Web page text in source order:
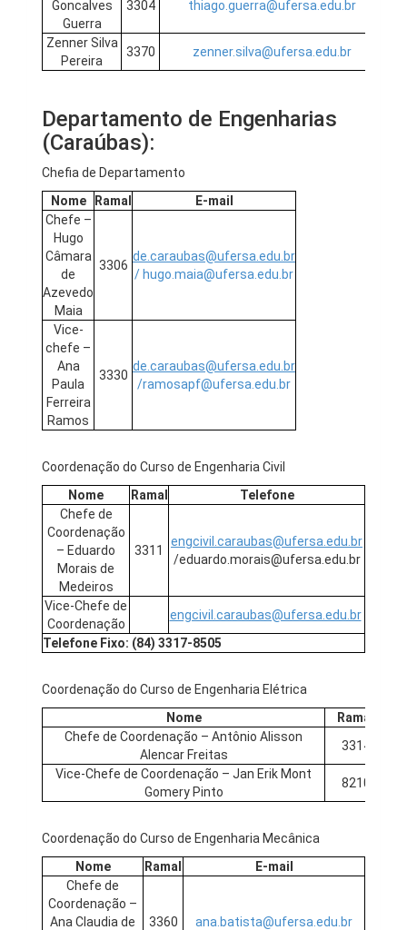
Goncalves
Guerra
3304 thiago.guerra@ufersa.edu.br
Zenner Silva
Pereira
3370 zenner.silva@ufersa.edu.br
Departamento de Engenharias
(Caraúbas):
Chefia de Departamento
Nome
Ramal
E-mail
Chefe –
Hugo
Câmara
de
Azevedo
Maia
3306
de.caraubas@ufersa.edu.br
/ hugo.maia@ufersa.edu.br
Vice-
chefe –
Ana
Paula
Ferreira
Ramos
3330
de.caraubas@ufersa.edu.br
/ramosapf@ufersa.edu.br
Coordenação do Curso de Engenharia Civil
Nome
Ramal
Telefone
Chefe de
Coordenação
– Eduardo
Morais de
Medeiros
3311
engcivil.caraubas@ufersa.edu.br
/eduardo.morais@ufersa.edu.br
Vice-Chefe de
Coordenação
engcivil.caraubas@ufersa.edu.br
Telefone Fixo: (84) 3317-8505
Coordenação do Curso de Engenharia Elétrica
Nome
Ramal
Chefe de Coordenação – Antônio Alisson
Alencar Freitas
3314
Vice-Chefe de Coordenação – Jan Erik Mont
Gomery Pinto
8210
Coordenação do Curso de Engenharia Mecânica
Nome
Ramal
E-mail
Chefe de
Coordenação –
Ana Claudia de
3360 ana.batista@ufersa.edu.br